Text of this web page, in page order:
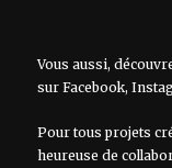
Vous aussi,
sur Facebook,
Pour tous projets
heureuse de